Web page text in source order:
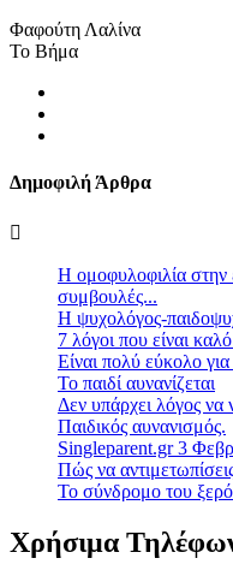
Φαφούτη Λαλίνα
To Βήμα
Δημοφιλή Άρθρα
Η ομοφυλοφιλία στην
συμβουλές...
Η ψυχολόγος-
7 λόγοι που είναι
Είναι πολύ εύκολο για
Το παιδί αυνανίζεται
Δεν υπάρχει λόγος να
Παιδικός αυνανισμός.
Singleparent.gr 3
Πώς να
Το σύνδρομο του
Χρήσιμα